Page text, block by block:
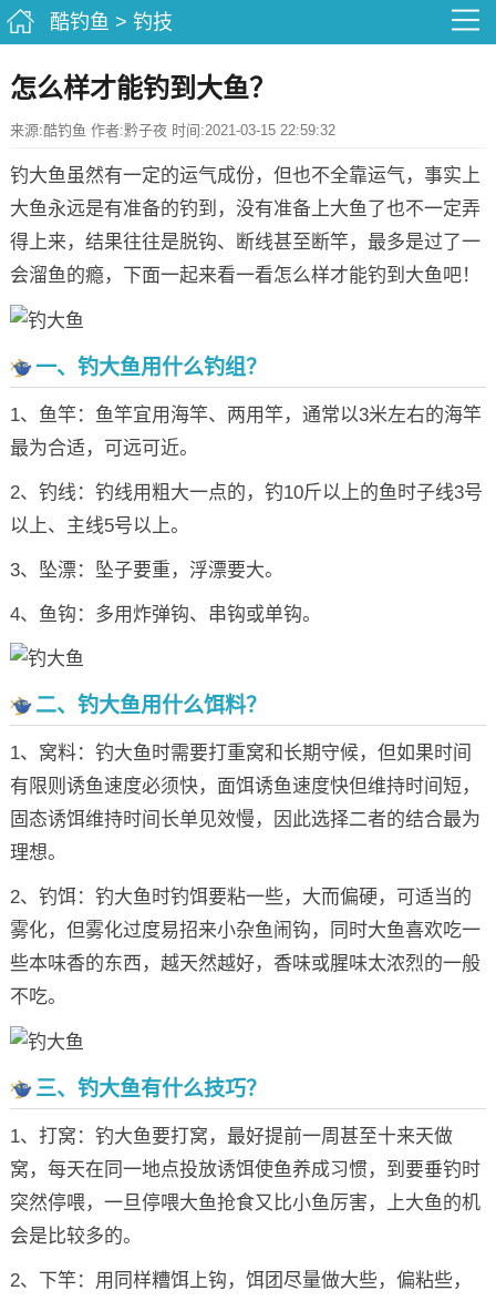
酷钓鱼 > 钓技
怎么样才能钓到大鱼？
来源:酷钓鱼 作者:黔子夜 时间:2021-03-15 22:59:32
钓大鱼虽然有一定的运气成份，但也不全靠运气，事实上
大鱼永远是有准备的钓到，没有准备上大鱼了也不一定弄
得上来，结果往往是脱钩、断线甚至断竿，最多是过了一
会溜鱼的瘾，下面一起来看一看怎么样才能钓到大鱼吧！
一、钓大鱼用什么钓组？
1、鱼竿：鱼竿宜用海竿、两用竿，通常以3米左右的海竿
最为合适，可远可近。
2、钓线：钓线用粗大一点的，钓10斤以上的鱼时子线3号
以上、主线5号以上。
3、坠漂：坠子要重，浮漂要大。
4、鱼钩：多用炸弹钩、串钩或单钩。
二、钓大鱼用什么饵料？
1、窝料：钓大鱼时需要打重窝和长期守候，但如果时间
有限则诱鱼速度必须快，面饵诱鱼速度快但维持时间短，
固态诱饵维持时间长单见效慢，因此选择二者的结合最为
理想。
2、钓饵：钓大鱼时钓饵要粘一些，大而偏硬，可适当的
雾化，但雾化过度易招来小杂鱼闹钩，同时大鱼喜欢吃一
些本味香的东西，越天然越好，香味或腥味太浓烈的一般
不吃。
三、钓大鱼有什么技巧？
1、打窝：钓大鱼要打窝，最好提前一周甚至十来天做
窝，每天在同一地点投放诱饵使鱼养成习惯，到要垂钓时
突然停喂，一旦停喂大鱼抢食又比小鱼厉害，上大鱼的机
会是比较多的。
2、下竿：用同样糟饵上钩，饵团尽量做大些，偏粘些，